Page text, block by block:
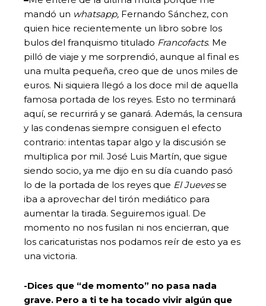
mandó un whatsapp, Fernando Sánchez, con
quien hice recientemente un libro sobre los
bulos del franquismo titulado Francofacts. Me
pilló de viaje y me sorprendió, aunque al final es
una multa pequeña, creo que de unos miles de
euros. Ni siquiera llegó a los doce mil de aquella
famosa portada de los reyes. Esto no terminará
aquí, se recurrirá y se ganará. Además, la censura
y las condenas siempre consiguen el efecto
contrario: intentas tapar algo y la discusión se
multiplica por mil. José Luis Martín, que sigue
siendo socio, ya me dijo en su día cuando pasó
lo de la portada de los reyes que El Juevesse
iba a aprovechar del tirón mediático para
aumentar la tirada. Seguiremos igual. De
momento no nos fusilan ni nos encierran, que
los caricaturistas nos podamos reír de esto ya es
una victoria.
-Dices que “de momento” no pasa nada
grave. Pero a ti te ha tocado vivir algún que